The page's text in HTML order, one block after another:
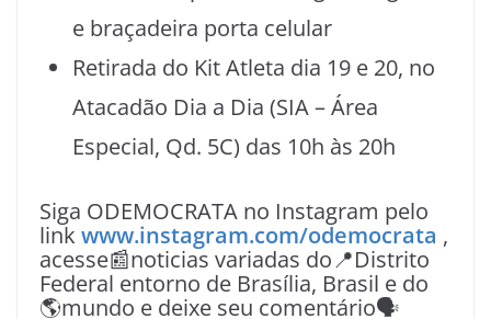
e braçadeira porta celular
Retirada do Kit Atleta dia 19 e 20, no
Atacadão Dia a Dia (SIA – Área
Especial, Qd. 5C) das 10h às 20h
Siga ODEMOCRATA no Instagram pelo
link www.instagram.com/odemocrata ,
acesse📰noticias variadas do📍Distrito
Federal entorno de Brasília, Brasil e do
🌎mundo e deixe seu comentário🗣